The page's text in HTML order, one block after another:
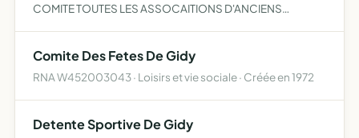
COMITE TOUTES LES ASSOCAITIONS D'ANCIENS
DROITS DANS L' ESPRIT DE L'UNION …
Comite Des Fetes De Gidy
RNA W452003043 · Loisirs et vie sociale · Créée en 1972
Detente Sportive De Gidy